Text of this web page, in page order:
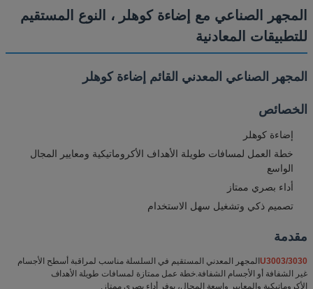
المجهر الصناعي مع إضاءة كوهلر ، النوع المستقيم
للتطبيقات المعادنية
المجهر الصناعي المعدني القائم إضاءة كوهلر
الخصائص
إضاءة كوهلر
خطة العمل لمسافات طويلة الأهداف الأكروماتيكية ومعايير المجال
الواسع
أداء بصري ممتاز
تصميم ذكي وتشغيل سهل الاستخدام
مقدمة
U3003/3030المجهر المعدني المستقيم في السلسلة مناسب لمراقبة أسطح الأجسام
غير الشفافة أو الأجسام الشفافة.خطة عمل ممتازة لمسافات طويلة الأهداف
الأكروماتيكية والمعايير واسعة المجال، يوفر أداء بصري ممتاز.